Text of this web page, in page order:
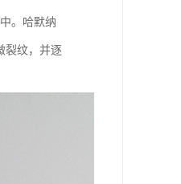
。哈默纳
裂纹，并逐